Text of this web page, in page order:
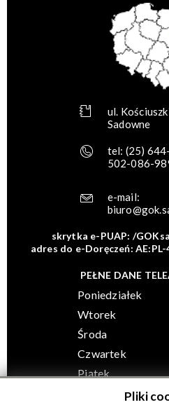
ul.
Sadowne
tel: (25)
502-086-
e-mail:
skrytka e-PUAP: /
adres do e-Doręczeń:
PEŁNE DANE
Poniedziałek
Wtorek
Środa
Czwartek
Piątek
Pliki